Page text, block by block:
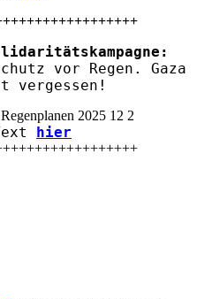
vor Regen. Gaza
vergessen!
hier